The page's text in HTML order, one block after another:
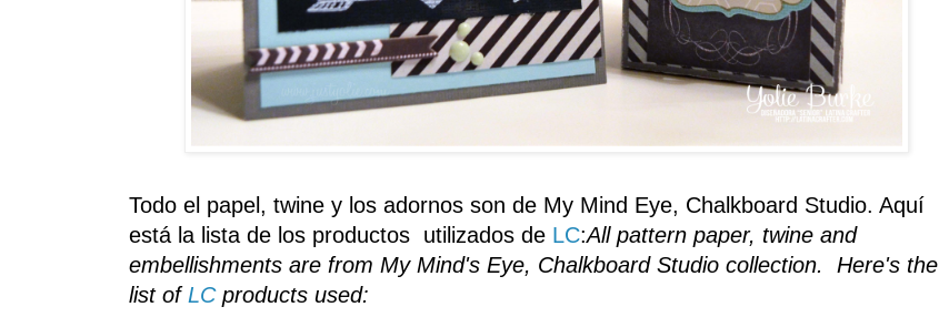
Todo el papel , twine y los adornos son de My Mind Eye, Chalkboard Studio. Aquí
está la lista de los productos utilizados de LC:All pattern paper, twine and
embellishments are from My Mind's Eye, Chalkboard Studio collection. Here's the
list ofLC products used: